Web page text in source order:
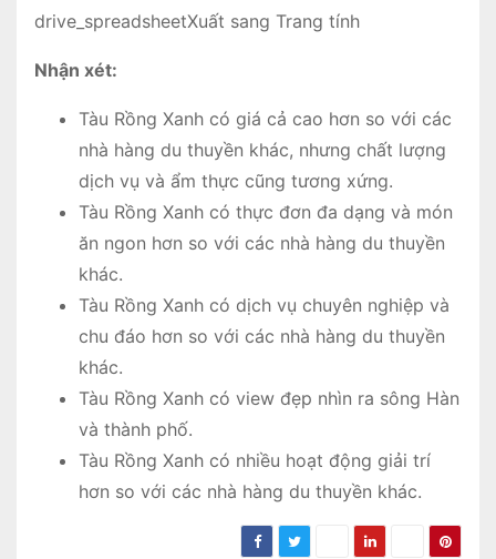
drive_spreadsheetXuất sang Trang tính
Nhận xét:
Tàu Rồng Xanh có giá cả cao hơn so với các
nhà hàng du thuyền khác, nhưng chất lượng
dịch vụ và ẩm thực cũng tương xứng.
Tàu Rồng Xanh có thực đơn đa dạng và món
ăn ngon hơn so với các nhà hàng du thuyền
khác.
Tàu Rồng Xanh có dịch vụ chuyên nghiệp và
chu đáo hơn so với các nhà hàng du thuyền
khác.
Tàu Rồng Xanh có view đẹp nhìn ra sông Hàn
và thành phố.
Tàu Rồng Xanh có nhiều hoạt động giải trí
hơn so với các nhà hàng du thuyền khác.